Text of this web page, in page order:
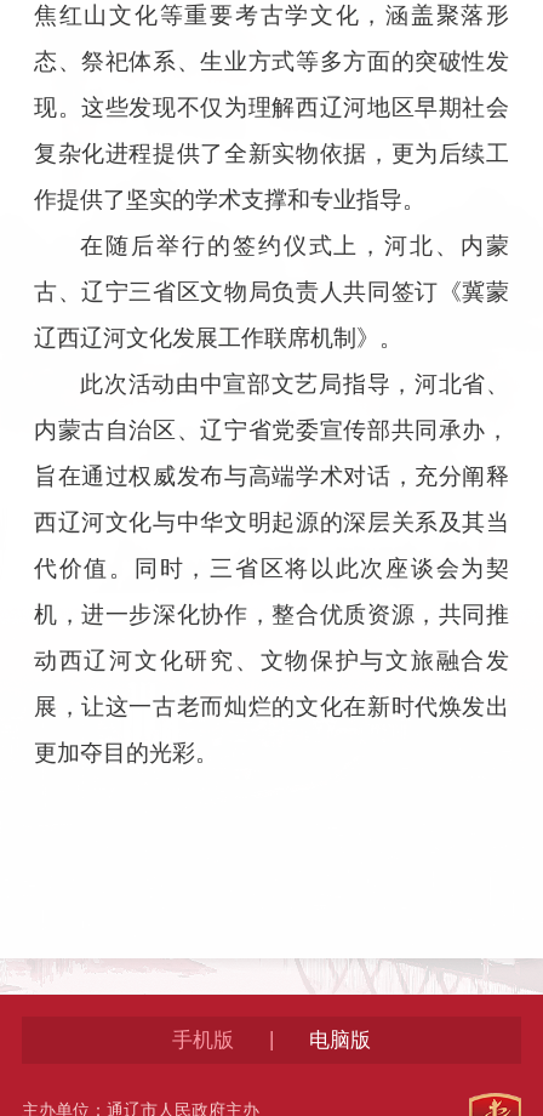
焦红山文化等重要考古学文化，涵盖聚落形
态、祭祀体系、生业方式等多方面的突破性发
现。这些发现不仅为理解西辽河地区早期社会
复杂化进程提供了全新实物依据，更为后续工
作提供了坚实的学术支撑和专业指导。
在随后举行的签约仪式上，河北、内蒙
古、辽宁三省区文物局负责人共同签订《冀蒙
辽西辽河文化发展工作联席机制》。
此次活动由中宣部文艺局指导，河北省、
内蒙古自治区、辽宁省党委宣传部共同承办，
旨在通过权威发布与高端学术对话，充分阐释
西辽河文化与中华文明起源的深层关系及其当
代价值。同时，三省区将以此次座谈会为契
机，进一步深化协作，整合优质资源，共同推
动西辽河文化研究、文物保护与文旅融合发
展，让这一古老而灿烂的文化在新时代焕发出
更加夺目的光彩。
手机版 电脑版
主办单位：通辽市人民政府主办